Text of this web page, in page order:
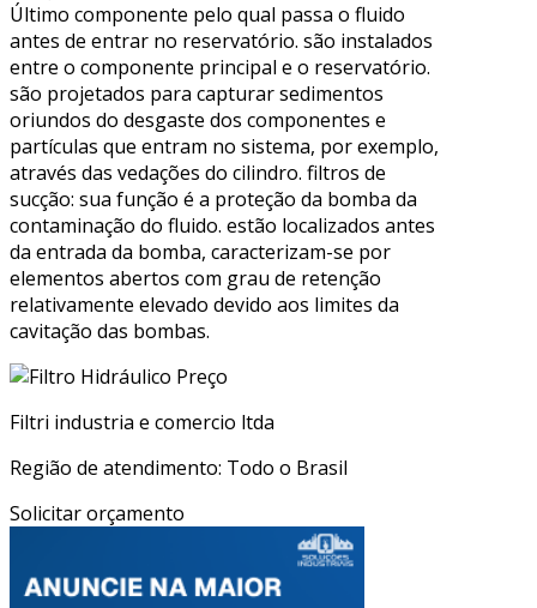
Último componente pelo qual passa o fluido
antes de entrar no reservatório. são instalados
entre o componente principal e o reservatório.
são projetados para capturar sedimentos
oriundos do desgaste dos componentes e
partículas que entram no sistema, por exemplo,
através das vedações do cilindro. filtros de
sucção: sua função é a proteção da bomba da
contaminação do fluido. estão localizados antes
da entrada da bomba, caracterizam-se por
elementos abertos com grau de retenção
relativamente elevado devido aos limites da
cavitação das bombas.
Filtri industria e comercio ltda
Região de atendimento: Todo o Brasil
Solicitar orçamento